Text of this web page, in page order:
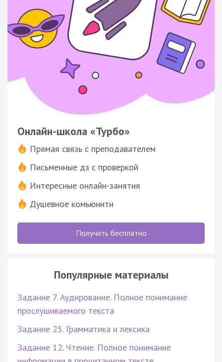
Онлайн-школа «Турбо»
Прямая связь с преподавателем
Письменные дз с проверкой
Интересные онлайн-занятия
Душевное комьюнити
Получить бесплатно
Популярные материалы
Задание 7. Аудирование. Полное понимание
прослушиваемого текста
Задание 25. Грамматика и лексика
Задание 12. Чтение. Полное понимание